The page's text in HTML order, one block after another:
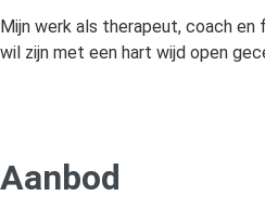
Mijn werk als therapeut, coach
wil zijn met een hart wijd open
Aanbod